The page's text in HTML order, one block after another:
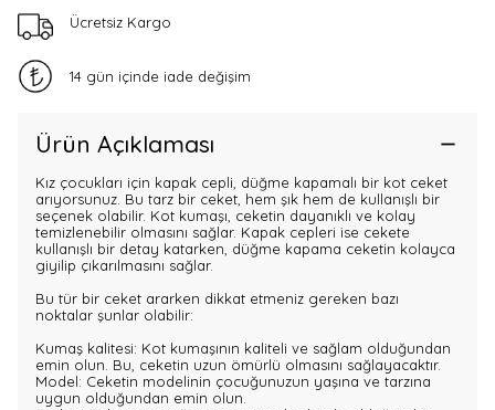
Ücretsiz Kargo
14 gün içinde iade değişim
Ürün Açıklaması
Kız çocukları için kapak cepli, düğme kapamalı bir kot ceket
arıyorsunuz. Bu tarz bir ceket, hem şık hem de kullanışlı bir
seçenek olabilir. Kot kumaşı, ceketin dayanıklı ve kolay
temizlenebilir olmasını sağlar. Kapak cepleri ise cekete
kullanışlı bir detay katarken, düğme kapama ceketin kolayca
giyilip çıkarılmasını sağlar.
Bu tür bir ceket ararken dikkat etmeniz gereken bazı
noktalar şunlar olabilir:
Kumaş kalitesi: Kot kumaşının kaliteli ve sağlam olduğundan
emin olun. Bu, ceketin uzun ömürlü olmasını sağlayacaktır.
Model: Ceketin modelinin çocuğunuzun yaşına ve tarzına
uygun olduğundan emin olun.